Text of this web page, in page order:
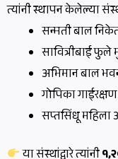
त्यांनी स्थापन केलेल्या
सन्मती बाल
सावित्रीबाई
अभिमान बाल
गोपिका गाईरक्षण
सप्तसिंधू